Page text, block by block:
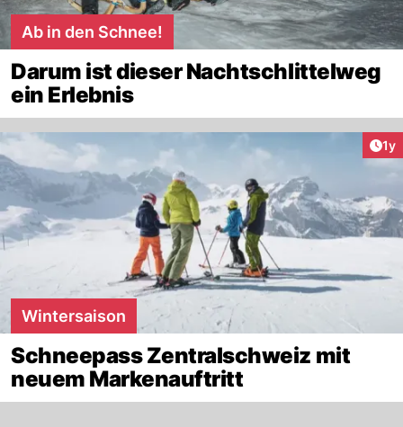
Ab in den Schnee!
Darum ist dieser Nachtschlittelweg
ein Erlebnis
1y
Wintersaison
Schneepass Zentralschweiz mit
neuem Markenauftritt